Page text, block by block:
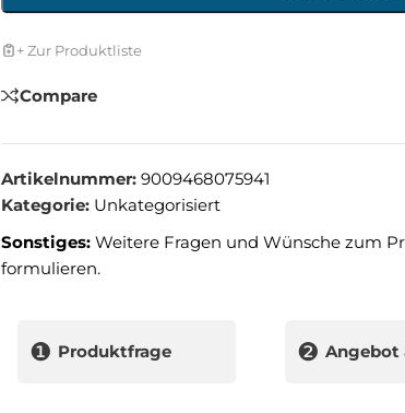
+ Zur Produktliste
Compare
Artikelnummer: 9009468075941
Kategorie: Unkategorisiert
Sonstiges: Weitere Fragen und Wünsche zum
formulieren.
❶ Produktfrage ❷ Angebot